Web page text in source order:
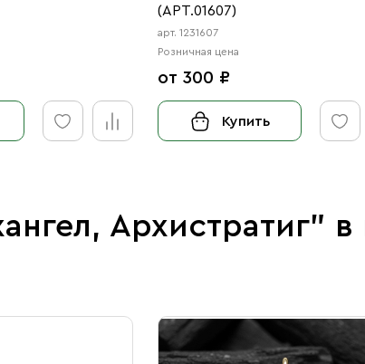
(АРТ.01607)
арт. 1231607
Розничная цена
от 300 ₽
Купить
Архистратиг"